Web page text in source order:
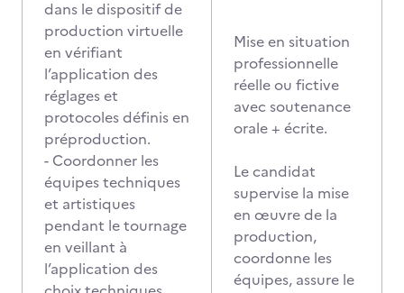
dans le dispositif de
production virtuelle
en vérifiant
l’application des
réglages et
protocoles définis en
préproduction.
- Coordonner les
équipes techniques
et artistiques
pendant le tournage
en veillant à
l’application des
Mise en situation
professionnelle
réelle ou fictive
avec soutenance
orale + écrite.
Le candidat
supervise la mise
en œuvre de la
production,
coordonne les
équipes, assure le